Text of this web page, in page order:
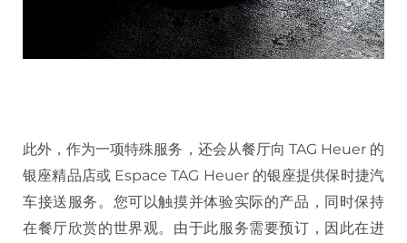
此外，作为一项特殊服务，还会从餐厅向 TAG Heuer 的
银座精品店或 Espace TAG Heuer 的银座提供保时捷汽
车接送服务。您可以触摸并体验实际的产品，同时保持
在餐厅欣赏的世界观。由于此服务需要预订，因此在进